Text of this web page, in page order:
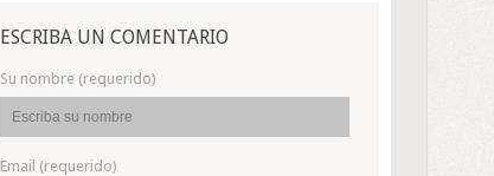
ESCRIBA UN COMENTARIO
Su nombre (requerido)
Email (requerido)